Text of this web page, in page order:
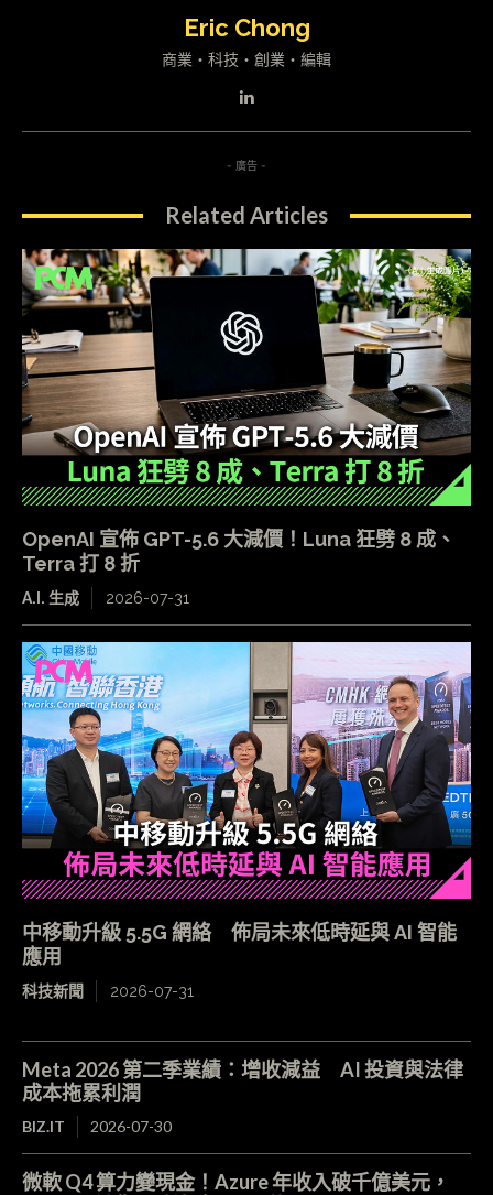
Eric Chong
商業・科技・創業・編輯
- 廣告 -
Related Articles
OpenAI 宣佈 GPT-5.6 大減價！Luna 狂劈 8 成、
Terra 打 8 折
A.I. 生成 2026-07-31
中移動升級 5.5G 網絡 佈局未來低時延與 AI 智能
應用
科技新聞 2026-07-31
Meta 2026 第二季業績：增收減益 AI 投資與法律
成本拖累利潤
BIZ.IT 2026-07-30
微軟 Q4 算力變現金！Azure 年收入破千億美元，